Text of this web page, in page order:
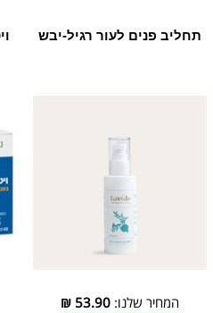
תחליב פנים לעור רגיל-יבש
המחיר שלנו: 53.90
₪